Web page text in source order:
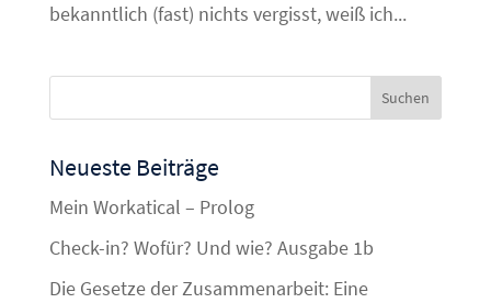
bekanntlich (fast) nichts vergisst, weiß ich...
Neueste Beiträge
Mein Workatical – Prolog
Check-in? Wofür? Und wie? Ausgabe 1b
Die Gesetze der Zusammenarbeit: Eine